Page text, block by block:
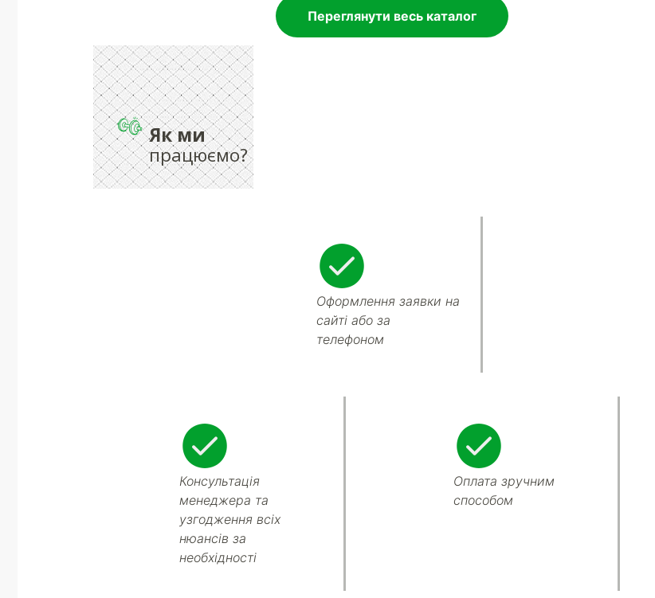
Переглянути весь каталог
Як ми
працюємо?
Оформлення заявки на
сайті або за
телефоном
Консультація
менеджера та
узгодження всіх
нюансів за
необхідності
Оплата зручним
способом